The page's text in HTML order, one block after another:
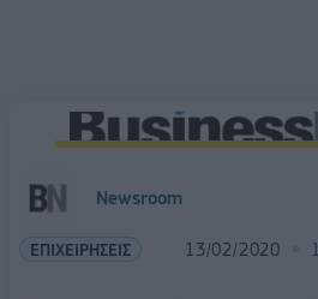
Newsroom
ΕΠΙΧΕΙΡΗΣΕΙΣ 13/02/2020